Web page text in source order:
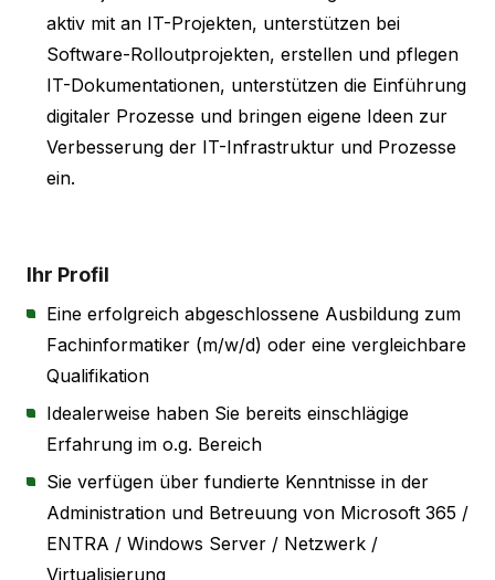
aktiv mit an IT-Projekten, unterstützen bei
Software-Rolloutprojekten, erstellen und pflegen
IT-Dokumentationen, unterstützen die Einführung
digitaler Prozesse und bringen eigene Ideen zur
Verbesserung der IT-Infrastruktur und Prozesse
ein.
Ihr Profil
Eine erfolgreich abgeschlossene Ausbildung zum
Fachinformatiker (m/w/d) oder eine vergleichbare
Qualifikation
Idealerweise haben Sie bereits einschlägige
Erfahrung im o.g. Bereich
Sie verfügen über fundierte Kenntnisse in der
Administration und Betreuung von Microsoft 365 /
ENTRA / Windows Server / Netzwerk /
Virtualisierung